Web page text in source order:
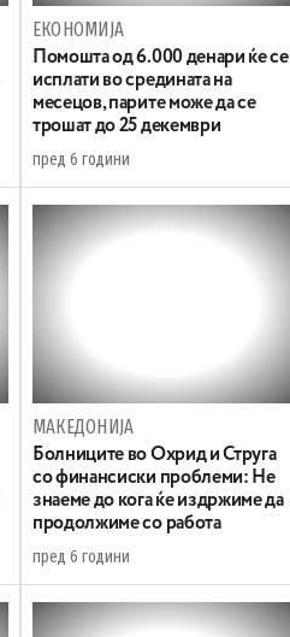
ЕКОНОМИЈА
Помошта од 6.000 денари ќе се
исплати во средината на
месецов, парите може да се
трошат до 25 декември
пред 6 години
МАКЕДОНИЈА
Болниците во Охрид и Струга
со финансиски проблеми: Не
знаеме до кога ќе издржиме да
продолжиме со работа
пред 6 години